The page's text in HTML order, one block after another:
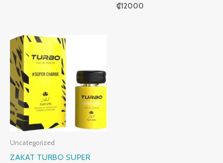
₡12000
Uncategorized
ZAKAT TURBO SUPER